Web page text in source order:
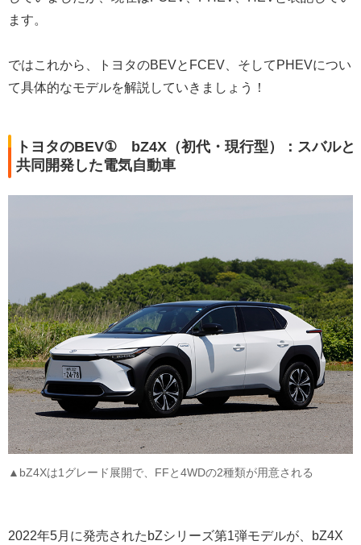
ます。
ではこれから、トヨタのBEVとFCEV、そしてPHEVについ
て具体的なモデルを解説していきましょう！
トヨタのBEV① bZ4X（初代・現行型）：スバルと
共同開発した電気自動車
▲bZ4Xは1グレード展開で、FFと4WDの2種類が用意される
2022年5月に発売されたbZシリーズ第1弾モデルが、bZ4X